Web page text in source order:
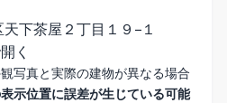
下茶屋２丁目１９−１
く
写真と実際の建物が異なる場合
示位置に誤差が生じている可能